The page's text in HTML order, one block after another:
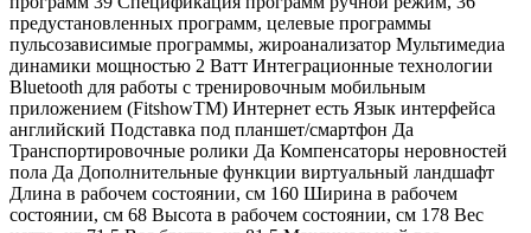
предустановленных программ, целевые программы
пульсозависимые программы, жироанализатор Мультимедиа
динамики мощностью 2 Ватт Интеграционные технологии
Bluetooth для работы с тренировочным мобильным
приложением (FitshowTM) Интернет есть Язык интерфейса
английский Подставка под планшет/смартфон Да
Транспортировочные ролики Да Компенсаторы неровностей
пола Да Дополнительные функции виртуальный ландшафт
Длина в рабочем состоянии, см 160 Ширина в рабочем
состоянии, см 68 Высота в рабочем состоянии, см 178 Вес